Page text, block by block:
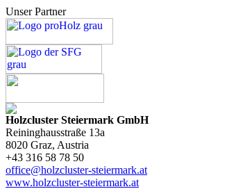
Unser Partner
Holzcluster Steiermark GmbH
Reininghausstraße 13a
8020 Graz, Austria
+43 316 58 78 50
office@holzcluster-steiermark.at
www.holzcluster-steiermark.at